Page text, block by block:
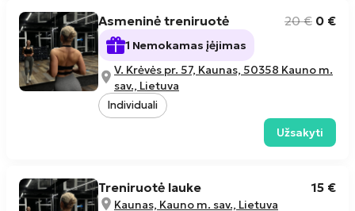
Asmeninė treniruotė 20 € 0 €
1 Nemokamas įėjimas
V. Krėvės pr. 57, Kaunas, 50358 Kauno m.
sav., Lietuva
Individuali
Užsakyti
Treniruotė lauke 15 €
Kaunas, Kauno m. sav., Lietuva